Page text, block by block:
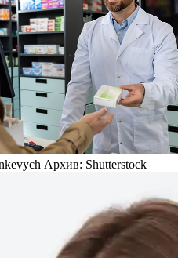
Архив: Shutterstock